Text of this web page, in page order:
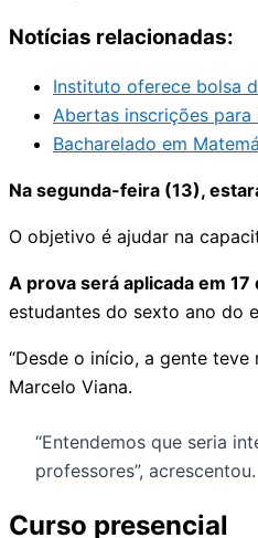
Notícias relacionadas:
Instituto oferece bolsa
Abertas inscrições para
Bacharelado em
Na segunda-feira (13),
O objetivo é ajudar na
A prova será aplicada em
estudantes do sexto ano do
“Desde o início, a gente
Marcelo Viana.
“Entendemos que seria
professores”, acrescentou.
Curso presencial